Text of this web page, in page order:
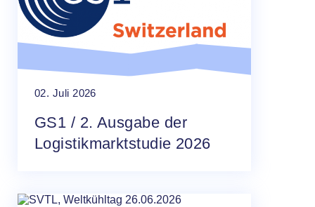
02. Juli 2026
GS1 / 2. Ausgabe der
Logistikmarktstudie 2026